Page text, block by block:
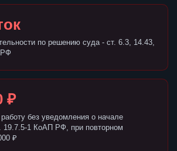
по решению суда - ст. 6.3, 14.43,
РФ
₽
без уведомления о начале
19.7.5-1 КоАП РФ, при повторном
₽